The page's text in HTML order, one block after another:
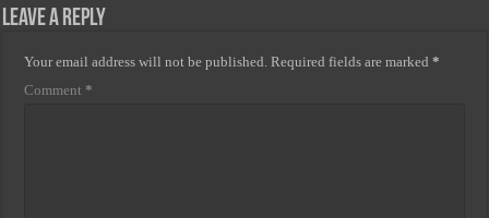
Leave a Reply
Your email address will not be published. Required fields are marked*
Comment *